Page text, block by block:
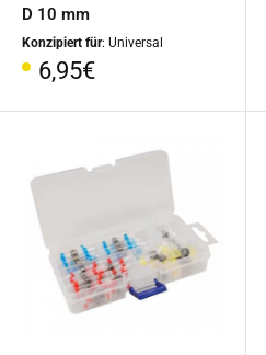
D 10 mm
Konzipiert für: Universal
Sonderpreis
6,95€